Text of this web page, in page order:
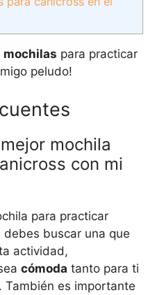
mochilas para practicar
peludo!
mochila
con mi
para practicar
buscar una que
actividad,
cómoda tanto para ti
También es importante